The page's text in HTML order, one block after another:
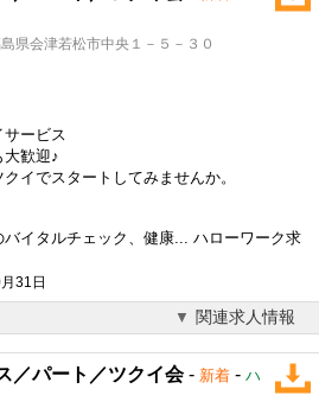
県会津若松市中央１－５－３０
ービス
歓迎♪
クイでスタートしてみませんか。
バイタルチェック、健康... ハローワーク求
31日
関連求人情報
／パート／ツクイ会- 新着 - ハ